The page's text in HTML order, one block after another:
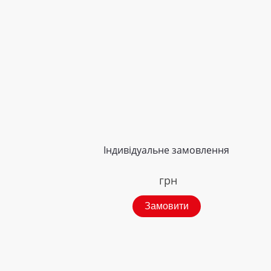
Індивідуальне замовлення
грн
Замовити